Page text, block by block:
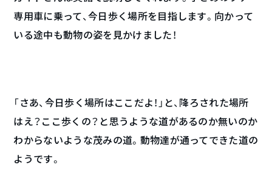
専用車に乗って、今日歩く場所を目指します。向かって
いる途中も動物の姿を見かけました！
「さあ、今日歩く場所はここだよ！」と、降ろされた場所
はえ？ここ歩くの？と思うような道があるのか無いのか
わからないような茂みの道。動物達が通ってできた道の
ようです。